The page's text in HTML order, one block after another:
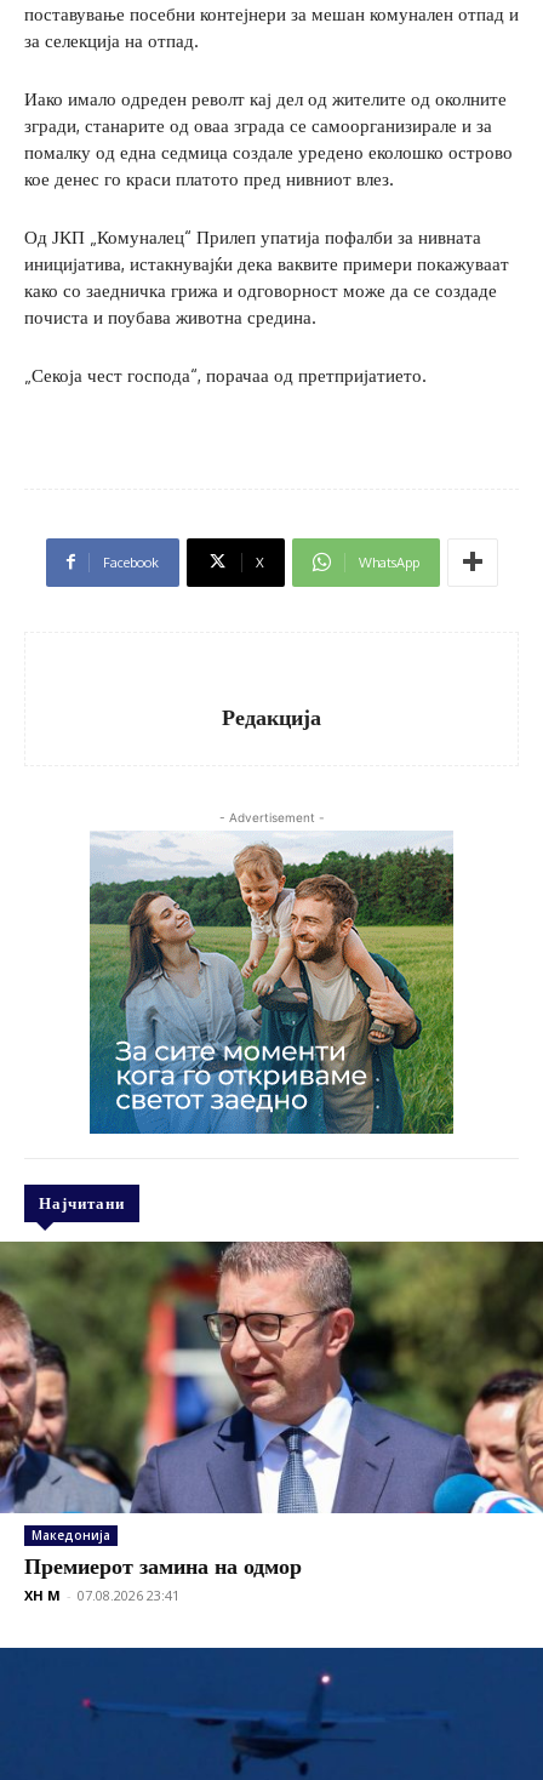
поставување посебни контејнери за мешан комунален отпад и
за селекција на отпад.
Иако имало одреден револт кај дел од жителите од околните
згради, станарите од оваа зграда се самоорганизирале и за
помалку од една седмица создале уредено еколошко острово
кое денес го краси платото пред нивниот влез.
Од ЈКП „Комуналец“ Прилеп упатија пофалби за нивната
иницијатива, истакнувајќи дека ваквите примери покажуваат
како со заедничка грижа и одговорност може да се создаде
почиста и поубава животна средина.
„Секоја чест господа“, порачаа од претпријатието.
Facebook X WhatsApp
Редакција
- Advertisement -
Најчитани
Македонија
Премиерот замина на одмор
XH M - 07.08.2026 23:41